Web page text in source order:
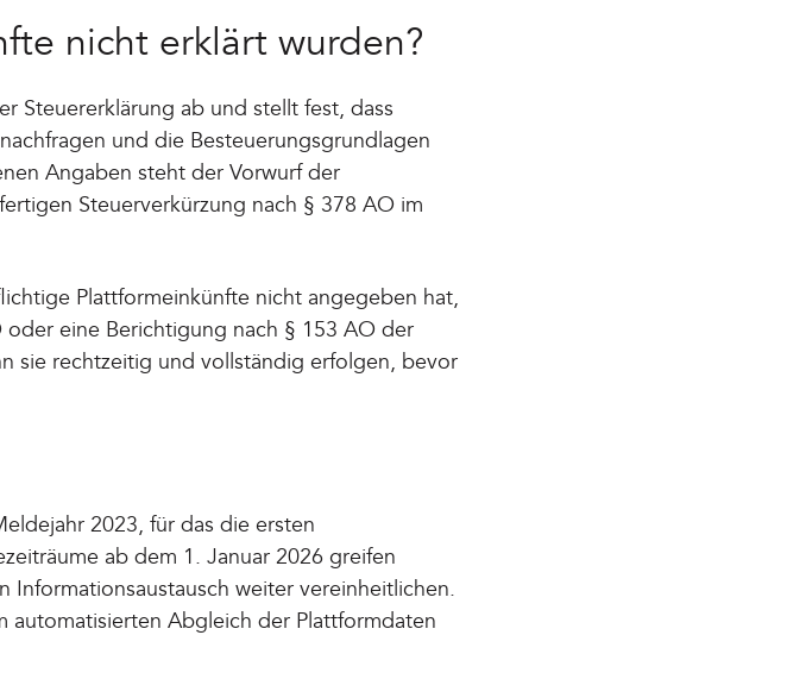
nicht erklärt wurden?
Steuererklärung ab und stellt fest, dass
und die Besteuerungsgrundlagen
Angaben steht der Vorwurf der
Steuerverkürzung nach § 378 AO im
Plattformeinkünfte nicht angegeben hat,
eine Berichtigung nach § 153 AO der
sie rechtzeitig und vollständig erfolgen, bevor
2023, für das die ersten
ab dem 1. Januar 2026 greifen
Informationsaustausch weiter vereinheitlichen.
automatisierten Abgleich der Plattformdaten